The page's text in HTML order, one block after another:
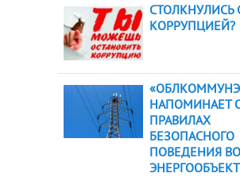
СТОЛКНУЛИСЬ
КОРРУПЦИЕЙ?
НАПОМИНАЕТ
ПРАВИЛАХ
БЕЗОПАСНОГО
ПОВЕДЕНИЯ